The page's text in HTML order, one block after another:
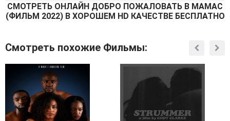
СМОТРEТЬ ОНЛАЙН ДОБРО ПОЖАЛОВАТЬ В МАМАС
(ФИЛЬМ 2022) В ХОРОШЕМ HD КАЧЕСТВЕ БЕСПЛАТНО
Смотреть похожие Фильмы: